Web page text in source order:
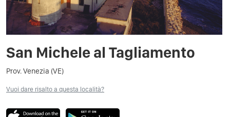
San Michele al Tagliamento
Prov. Venezia (VE)
Vuoi dare risalto a questa località?